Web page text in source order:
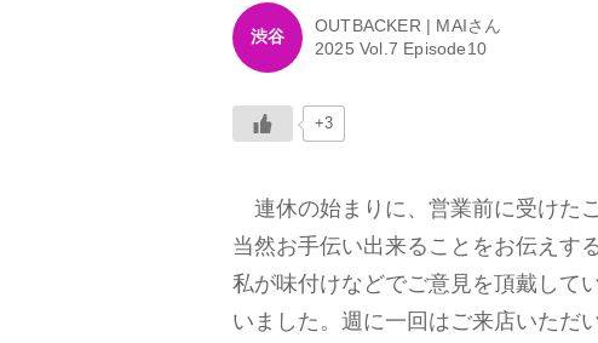
渋谷
OUTBACKER | MAIさん
2025 Vol.7 Episode10
+3
連休の始まりに、営業前に受けた
当然お手伝い出来ることをお伝えす
私が味付けなどでご意見を頂戴して
いました。週に一回はご来店いただ